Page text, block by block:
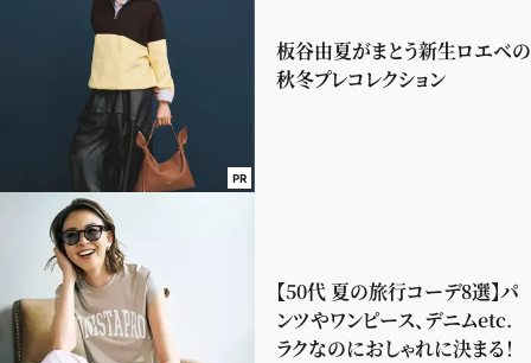
PR
板谷由夏がまとう新生ロエベの
秋冬プレコレクション
【50代 夏の旅行コーデ8選】パ
ンツやワンピース、デニムetc.
ラクなのにおしゃれに決まる！